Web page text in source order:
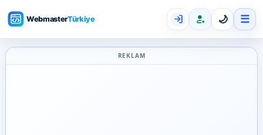
🌙 ☰
REKLAM